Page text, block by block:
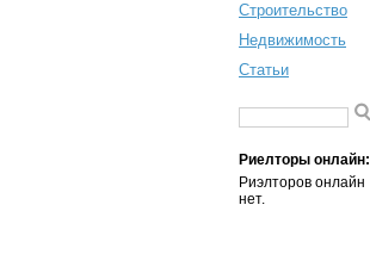
Строительство
Недвижимость
Статьи
Риелторы онлайн:
Риэлторов онлайн
нет.